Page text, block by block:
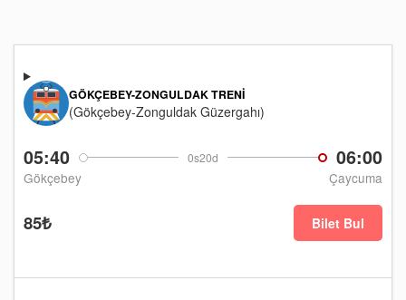
05:40 0s20d 06:00
Gökçebey Çaycuma
GÖKÇEBEY-ZONGULDAK TRENI
(Gökçebey-Zonguldak Güzergahı)
85₺ Bilet Bul